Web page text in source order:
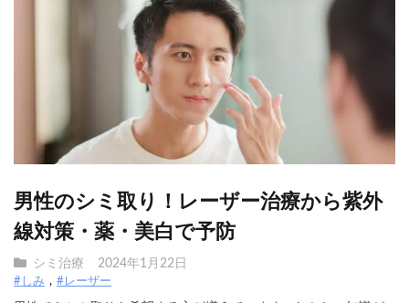
男性のシミ取り！レーザー治療から紫外
線対策・薬・美白で予防
シミ治療 2024年1月22日
#しみ #レーザー